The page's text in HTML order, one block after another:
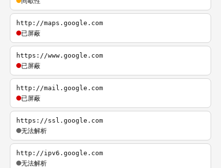
http://maps.google.com
已屏蔽
https://www.google.com
已屏蔽
http://mail.google.com
已屏蔽
https://ssl.google.com
无法解析
http://ipv6.google.com
无法解析